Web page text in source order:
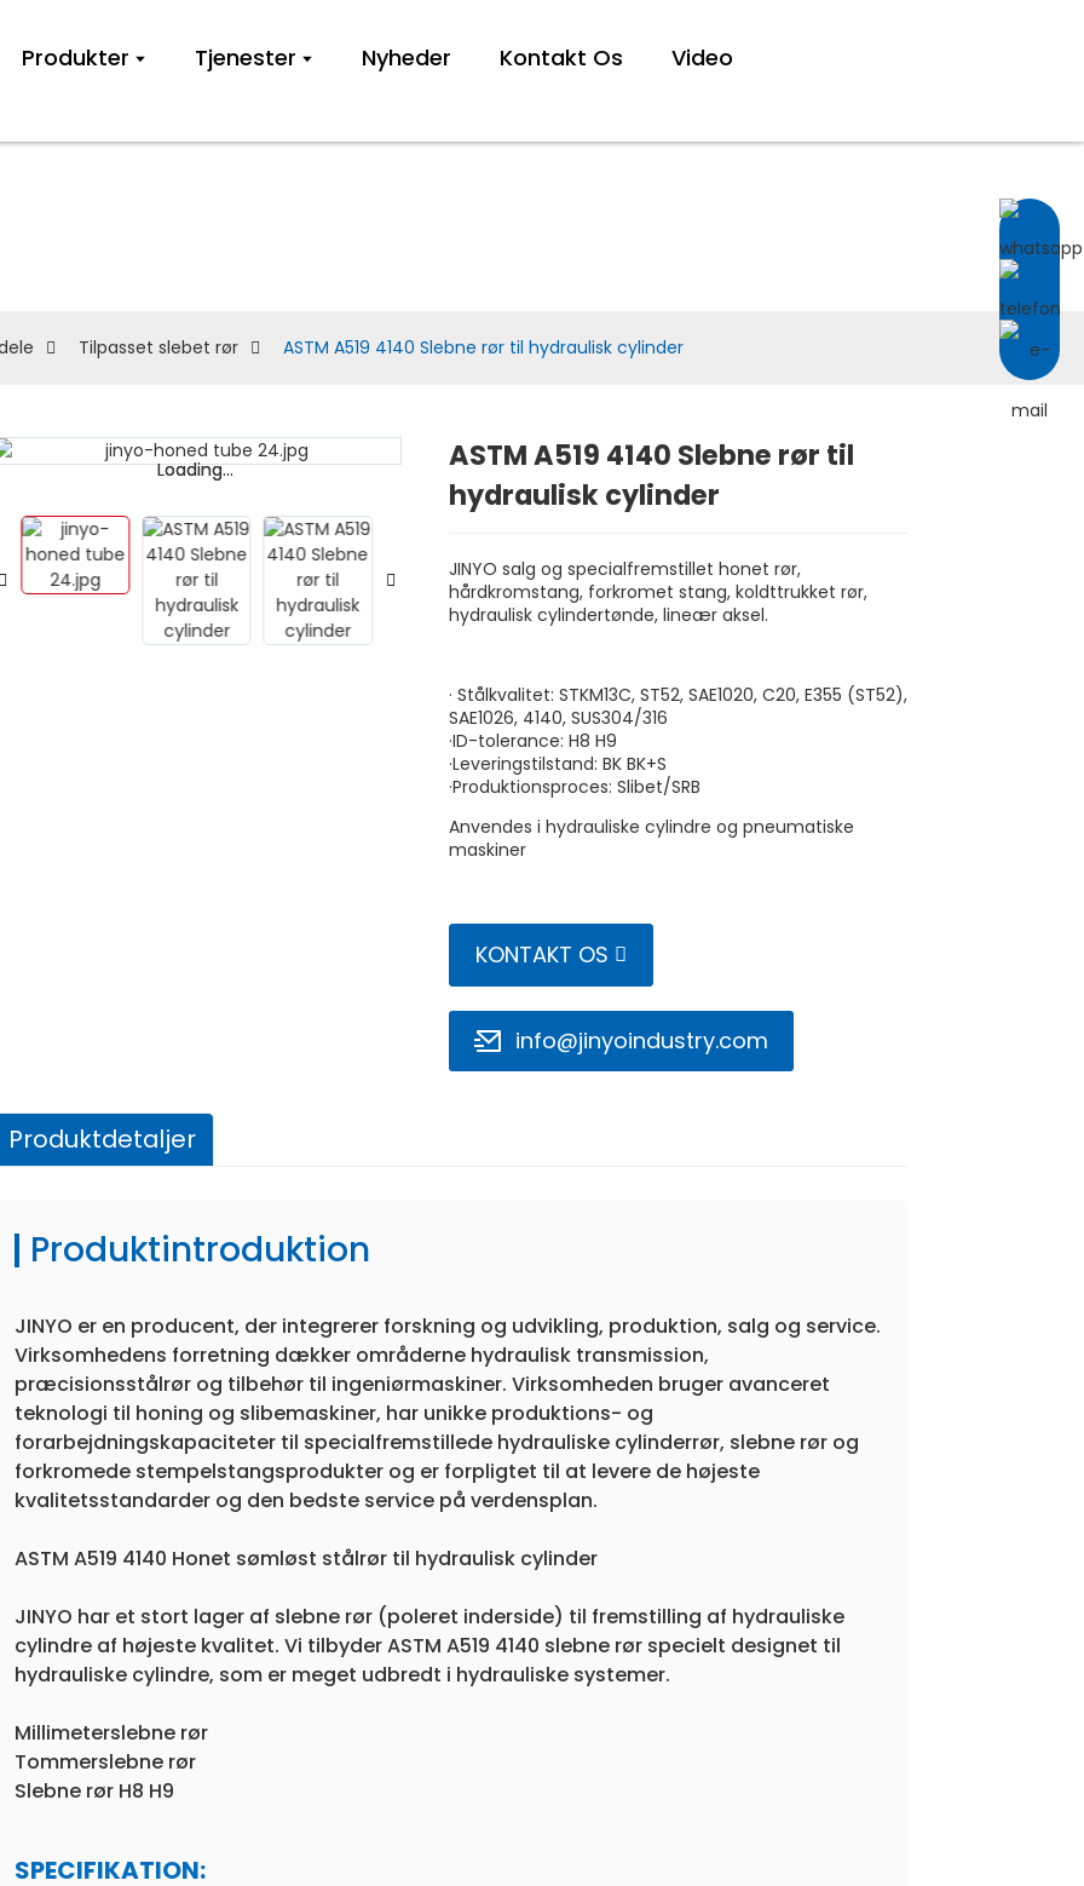
Produkter Tjenester Nyheder Kontakt Os Video
Tilpasset slebet rør ASTM A519 4140 Slebne rør til hydraulisk cylinder
Loading...
Loading...
Loading...
Loading...
ASTM A519 4140 Slebne rør til
hydraulisk cylinder
JINYO salg og specialfremstillet honet rør,
hårdkromstang, forkromet stang, koldttrukket rør,
hydraulisk cylindertønde, lineær aksel.
· Stålkvalitet: STKM13C, ST52, SAE1020, C20, E355 (ST52),
SAE1026, 4140, SUS304/316
·ID-tolerance: H8 H9
·Leveringstilstand: BK BK+S
·Produktionsproces: Slibet/SRB
Anvendes i hydrauliske cylindre og pneumatiske
maskiner
KONTAKT OS
info@jinyoindustry.com
Produktdetaljer
Produktintroduktion
JINYO er en producent, der integrerer forskning og udvikling, produktion, salg og service.
Virksomhedens forretning dækker områderne hydraulisk transmission,
præcisionsstålrør og tilbehør til ingeniørmaskiner. Virksomheden bruger avanceret
teknologi til honing og slibemaskiner, har unikke produktions- og
forarbejdningskapaciteter til specialfremstillede hydrauliske cylinderrør, slebne rør og
forkromede stempelstangsprodukter og er forpligtet til at levere de højeste
kvalitetsstandarder og den bedste service på verdensplan.
ASTM A519 4140 Honet sømløst stålrør til hydraulisk cylinder
JINYO har et stort lager af slebne rør (poleret inderside) til fremstilling af hydrauliske
cylindre af højeste kvalitet. Vi tilbyder ASTM A519 4140 slebne rør specielt designet til
hydrauliske cylindre, som er meget udbredt i hydrauliske systemer.
Millimeterslebne rør
Tommerslebne rør
Slebne rør H8 H9
SPECIFIKATION: